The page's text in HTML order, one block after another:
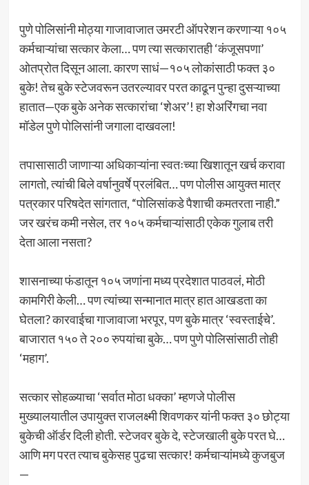
पुणे पोलिसांनी मोठ्या गाजावाजात उमरटी ऑपरेशन करणाऱ्या १०५
कर्मचाऱ्यांचा सत्कार केला… पण त्या सत्कारातही ‘कंजूसपणा’
ओतप्रोत दिसून आला. कारण साधं—१०५ लोकांसाठी फक्त ३०
बुके! तेच बुके स्टेजवरून उतरल्यावर परत काढून पुन्हा दुसऱ्याच्या
हातात—एक बुके अनेक सत्कारांचा ‘शेअर’! हा शेअरिंगचा नवा
मॉडेल पुणे पोलिसांनी जगाला दाखवला!
तपासासाठी जाणाऱ्या अधिकाऱ्यांना स्वतःच्या खिशातून खर्च करावा
लागतो, त्यांची बिले वर्षानुवर्षे प्रलंबित… पण पोलीस आयुक्त मात्र
पत्रकार परिषदेत सांगतात, “पोलिसांकडे पैशाची कमतरता नाही.”
जर खरंच कमी नसेल, तर १०५ कर्मचाऱ्यांसाठी एकेक गुलाब तरी
देता आला नसता?
शासनाच्या फंडातून १०५ जणांना मध्य प्रदेशात पाठवलं, मोठी
कामगिरी केली… पण त्यांच्या सन्मानात मात्र हात आखडता का
घेतला? कारवाईचा गाजावाजा भरपूर, पण बुके मात्र ‘स्वस्ताईचे’.
बाजारात १५० ते २०० रुपयांचा बुके… पण पुणे पोलिसांसाठी तोही
‘महाग’.
सत्कार सोहळ्याचा ‘सर्वात मोठा धक्का’ म्हणजे पोलीस
मुख्यालयातील उपायुक्त राजलक्ष्मी शिवणकर यांनी फक्त ३० छोट्या
बुकेची ऑर्डर दिली होती. स्टेजवर बुके दे, स्टेजखाली बुके परत घे…
आणि मग परत त्याच बुकेसह पुढचा सत्कार! कर्मचाऱ्यांमध्ये कुजबुज
—